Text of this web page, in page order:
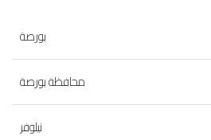
بورصة
محافظة بورصة
نيلوفر